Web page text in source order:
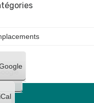
Google
iCal